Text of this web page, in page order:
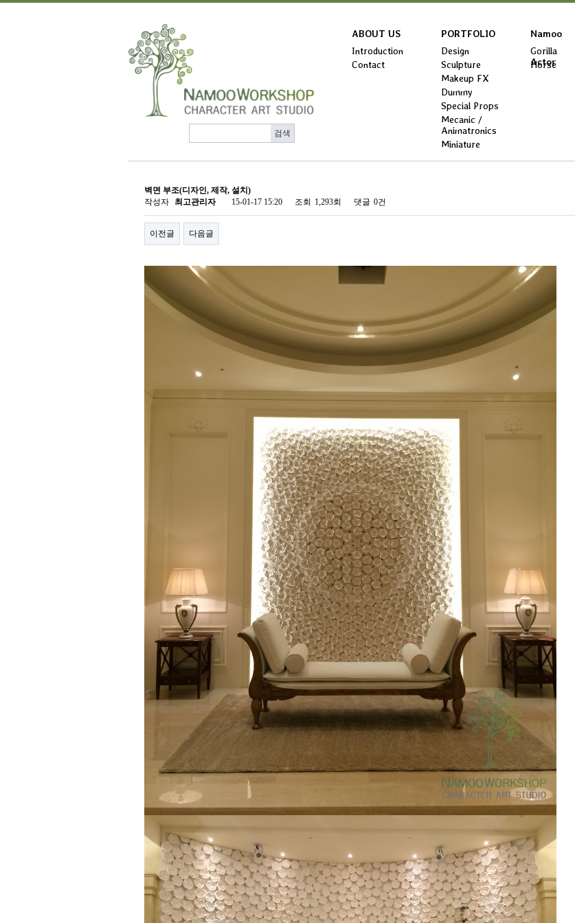
ABOUT US
Introduction
Contact
PORTFOLIO
Design
Sculpture
Makeup FX
Dummy
Special Props
Mecanic /
Animatronics
Miniature
Namoo
Actor
Gorilla
Horse
벽면 부조(디자인, 제작, 설치)
작성자
최고관리자 15-01-17 15:20 조회 1,293회 댓글 0건
이전글 다음글